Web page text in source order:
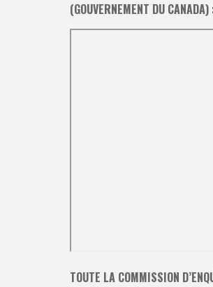
(GOUVERNEMENT DU CANADA)
TOUTE LA COMMISSION